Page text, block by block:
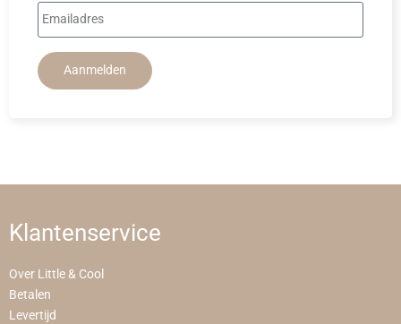
Aanmelden
Klantenservice
Over Little & Cool
Betalen
Levertijd